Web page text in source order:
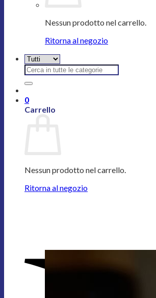
Nessun prodotto nel carrello.
Ritorna al negozio
Cerca:
0
Carrello
Nessun prodotto nel carrello.
Ritorna al negozio